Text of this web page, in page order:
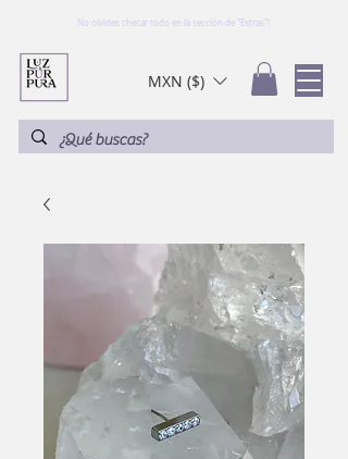
No olvides checar todo en la sección de "Extras"!
MXN ($)